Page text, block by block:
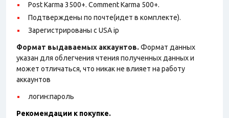
Post Karma 3500+. Comment Karma 500+.
Подтверждены по почте(идет в комплекте).
Зарегистрированы с USA ip
Формат выдаваемых аккаунтов. Формат данных
указан для облегчения чтения полученных данных и
может отличаться, что никак не влияет на работу
аккаунтов
логин:пароль
Рекомендации к покупке.